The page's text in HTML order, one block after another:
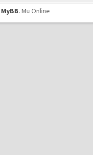
MyBB. Mu Online